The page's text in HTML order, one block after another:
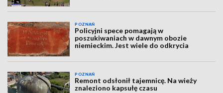
POZNAŃ
Policyjni spece pomagają w
poszukiwaniach w dawnym obozie
niemieckim. Jest wiele do odkrycia
POZNAŃ
Remont odsłonił tajemnicę. Na wieży
znaleziono kapsułę czasu